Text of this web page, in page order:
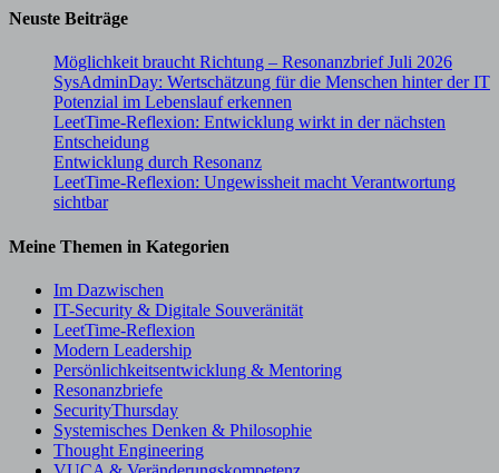
Neuste Beiträge
Möglichkeit braucht Richtung – Resonanzbrief Juli 2026
SysAdminDay: Wertschätzung für die Menschen hinter der IT
Potenzial im Lebenslauf erkennen
LeetTime-Reflexion: Entwicklung wirkt in der nächsten
Entscheidung
Entwicklung durch Resonanz
LeetTime-Reflexion: Ungewissheit macht Verantwortung
sichtbar
Meine Themen in Kategorien
Im Dazwischen
IT-Security & Digitale Souveränität
LeetTime-Reflexion
Modern Leadership
Persönlichkeitsentwicklung & Mentoring
Resonanzbriefe
SecurityThursday
Systemisches Denken & Philosophie
Thought Engineering